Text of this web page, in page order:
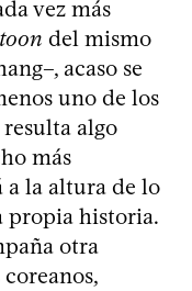
vez más
del mismo
acaso se
uno de los
algo
más
a la altura de lo
propia historia.
otra